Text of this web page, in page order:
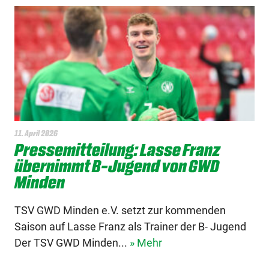
11. April 2026
Pressemitteilung: Lasse Franz
übernimmt B-Jugend von GWD
Minden
TSV GWD Minden e.V. setzt zur kommenden
Saison auf Lasse Franz als Trainer der B- Jugend
Der TSV GWD Minden... » Mehr